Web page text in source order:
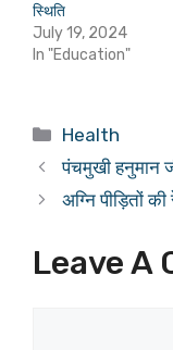
स्थिति
July 19, 2024
In "Education"
Categories
Health
पंचमुखी हनुमान
अग्नि पीड़ितों
Leave A